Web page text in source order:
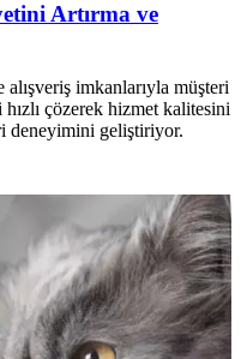
Artırma ve
imkanlarıyla müşteri
çözerek hizmet kalitesini
deneyimini geliştiriyor.